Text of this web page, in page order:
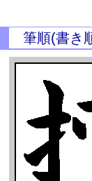
筆順(書き